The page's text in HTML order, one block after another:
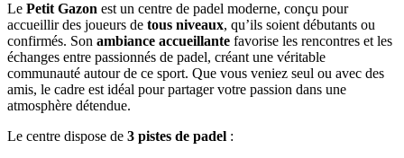
Le Petit Gazon est un centre de padel moderne, conçu pour
accueillir des joueurs de tous niveaux, qu’ils soient débutants ou
confirmés. Son ambiance accueillante favorise les rencontres et les
échanges entre passionnés de padel, créant une véritable
communauté autour de ce sport. Que vous veniez seul ou avec des
amis, le cadre est idéal pour partager votre passion dans une
atmosphère détendue.
Le centre dispose de 3 pistes de padel :